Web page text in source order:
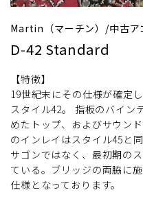
Martin（マーチン）/中古ア
D-42 Standard
【特徴】
19世紀末にその仕様が確定
スタイル42。 指板のバイン
めたトップ、およびサウン
のインレイはスタイル45と
サゴンではなく、最初期の
ている。ブリッジの両脇に
仕様となっております。